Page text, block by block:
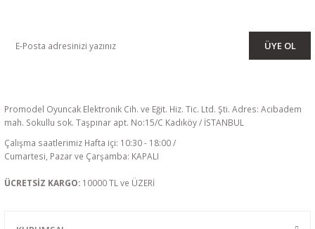
ÜYE OL
Promodel Oyuncak Elektronik Cih. ve Eğit. Hiz. Tic. Ltd. Şti. Adres: Acıbadem
mah. Sokullu sok. Taşpınar apt. No:15/C Kadıköy / İSTANBUL
Çalışma saatlerimiz Hafta içi: 10:30 - 18:00 /
Cumartesi, Pazar ve Çarşamba: KAPALI
ÜCRETSİZ KARGO: 10000 TL ve ÜZERİ